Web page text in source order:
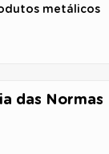
metálicos
das Normas